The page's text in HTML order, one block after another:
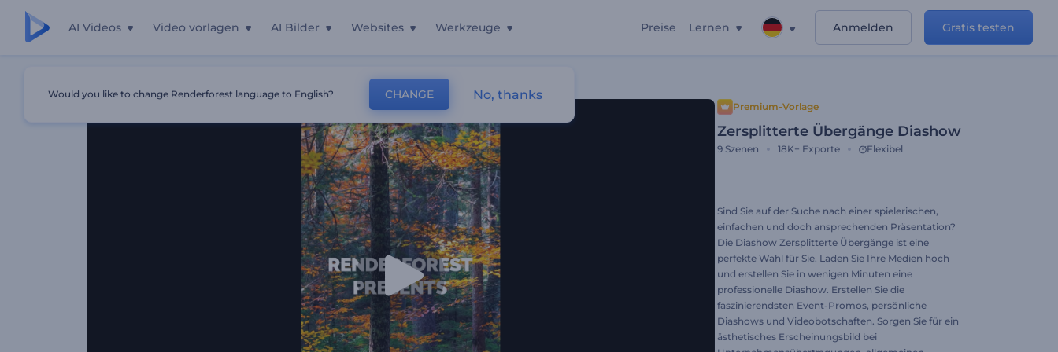
AI Videos Video vorlagen AI Bilder Websites Werkzeuge Preise Lernen Anmelden Gratis testen
Premium-Vorlage
Zersplitterte Übergänge Diashow
9 Szenen 18K+ Exporte Flexibel
Sind Sie auf der Suche nach einer spielerischen,
einfachen und doch ansprechenden Präsentation?
Die Diashow Zersplitterte Übergänge ist eine
perfekte Wahl für Sie. Laden Sie Ihre Medien hoch
und erstellen Sie in wenigen Minuten eine
professionelle Diashow. Erstellen Sie die
faszinierendsten Event-Promos, persönliche
Diashows und Videobotschaften. Sorgen Sie für ein
ästhetisches Erscheinungsbild bei
Would you like to change Renderforest language to English? CHANGE No, thanks